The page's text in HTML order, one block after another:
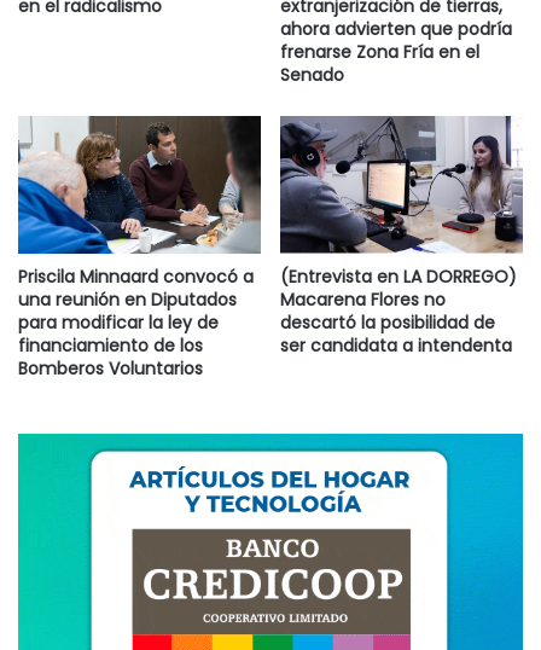
en el radicalismo
extranjerización de tierras,
ahora advierten que podría
frenarse Zona Fría en el
Senado
Priscila Minnaard convocó a
una reunión en Diputados
para modificar la ley de
financiamiento de los
Bomberos Voluntarios
(Entrevista en LA DORREGO)
Macarena Flores no
descartó la posibilidad de
ser candidata a intendenta